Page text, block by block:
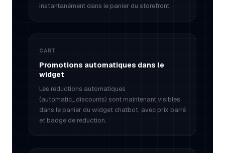
instantanément dans le panier du storefront.
CART
Promotions automatiques dans le
widget
Les réductions automatiques
(automatic_discounts) sont maintenant visibles
dans le panier du widget chatbot, avec prix barré
et badge de réduction.